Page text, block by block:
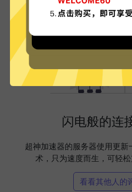
闪电般的连
超神加速器的服务器使用更新
术，只为速度而生，可轻松
看看其他人的